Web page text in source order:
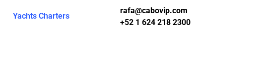
Yachts Charters
rafa@cabovip.com
+52 1 624 218 2300